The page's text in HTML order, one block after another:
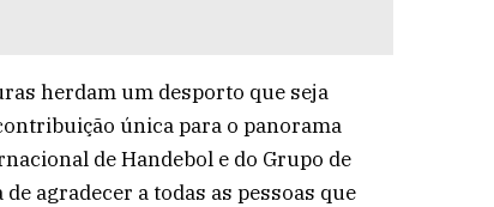
herdam um desporto que seja
única para o panorama
de Handebol e do Grupo de
agradecer a todas as pessoas que